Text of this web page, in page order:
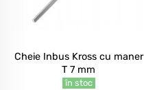
Cheie Inbus Kross cu maner
T 7 mm
în stoc